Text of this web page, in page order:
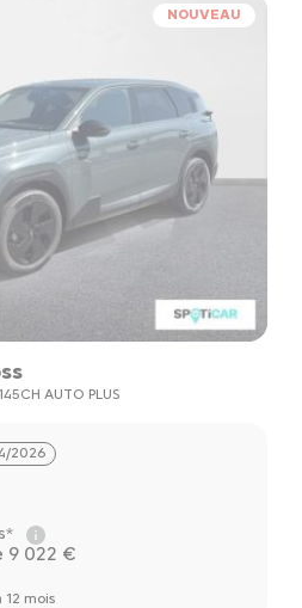
NOUVEAU
AUTO PLUS
2026
9 022 €
mois